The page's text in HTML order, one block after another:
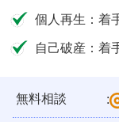
個人再生：着
自己破産：着
無料相談 :